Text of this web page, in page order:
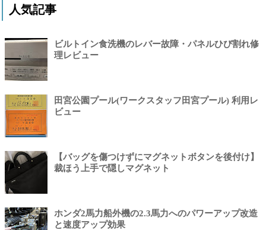
人気記事
ビルトイン食洗機のレバー故障・パネルひび割れ修
理レビュー
田宮公園プール(ワークスタッフ田宮プール) 利用レ
ビュー
【バッグを傷つけずにマグネットボタンを後付け】
裁ほう上手で隠しマグネット
ホンダ2馬力船外機の2.3馬力へのパワーアップ改造
と速度アップ効果